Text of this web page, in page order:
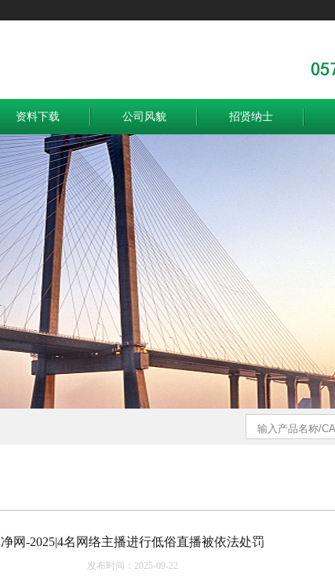
资料下载 公司风貌 招贤纳士
净网-2025|4名网络主播进行低俗直播被依法处罚
发布时间：2025-09-22